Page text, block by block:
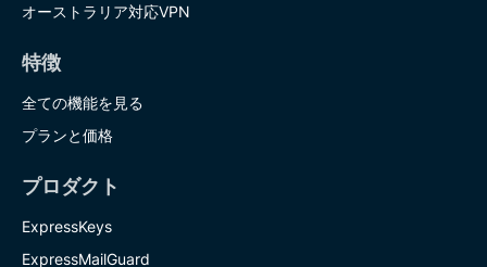
オーストラリア対応VPN
特徴
全ての機能を見る
プランと価格
プロダクト
ExpressKeys
ExpressMailGuard